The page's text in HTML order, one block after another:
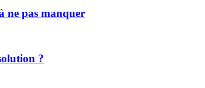
ne pas manquer
?